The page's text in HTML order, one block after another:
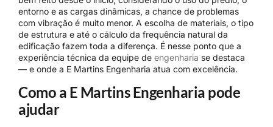
entorno e as cargas dinâmicas, a chance de problemas
com vibração é muito menor. A escolha de materiais, o tipo
de estrutura e até o cálculo da frequência natural da
edificação fazem toda a diferença. É nesse ponto que a
experiência técnica da equipe de engenharia se destaca
— e onde a E Martins Engenharia atua com excelência.
Como a E Martins Engenharia pode
ajudar